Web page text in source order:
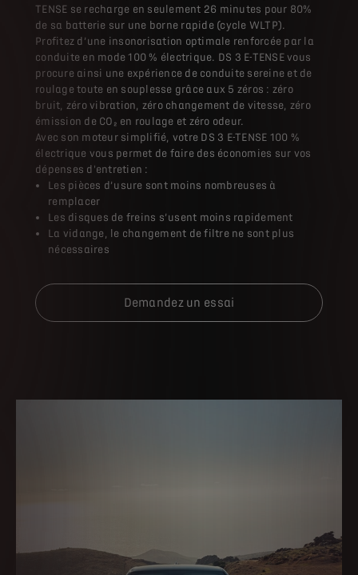
TENSE se recharge en seulement 26 minutes pour 80%
de sa batterie sur une borne rapide (cycle WLTP).
Profitez d’une insonorisation optimale renforcée par la
conduite en mode 100 % électrique. DS 3 E-TENSE vous
procure ainsi une expérience de conduite sereine et de
roulage toute en souplesse grâce aux 5 zéros : zéro
bruit, zéro vibration, zéro changement de vitesse, zéro
émission de CO₂ en roulage et zéro odeur.
Avec son moteur simplifié, votre DS 3 E-TENSE 100 %
électrique vous permet de faire des économies sur vos
dépenses d'entretien :
Les pièces d’usure sont moins nombreuses à
remplacer
Les disques de freins s’usent moins rapidement
La vidange, le changement de filtre ne sont plus
nécessaires
Demandez un essai